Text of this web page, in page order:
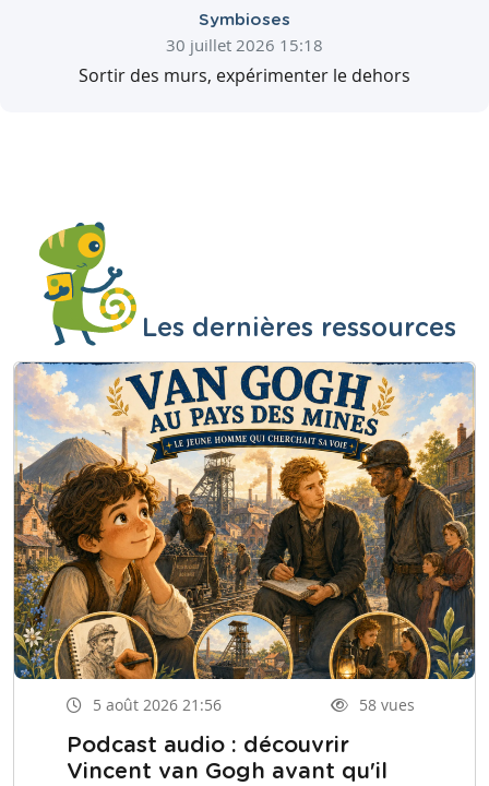
Symbioses
30 juillet 2026 15:18
Sortir des murs, expérimenter le dehors
Les dernières ressources
5 août 2026 21:56 58 vues
Podcast audio : découvrir
Vincent van Gogh avant qu'il